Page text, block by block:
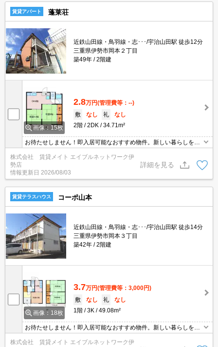
賃貸アパート 蓬莱荘
近鉄山田線・鳥羽線・志･･･/宇治山田駅 徒歩12分
三重県伊勢市岡本２丁目
築49年
2階建
画像：15枚
2.8万円(管理費等：--)
敷
なし 礼
なし
2階
2DK 34.71m²
お待たせしません！即入居可能なおすすめ物件。新しい暮らしをす
ぐにスタートできるチャンス！まずはお問い合わせください♪
株式会社 賃貸メイト エイブルネットワーク伊
勢店
情報更新日 2026/08/03
詳細を見る
賃貸テラスハウス コーポ山本
近鉄山田線・鳥羽線・志･･･/宇治山田駅 徒歩14分
三重県伊勢市岡本３丁目
築42年
2階建
画像：18枚
3.7万円(管理費等：3,000円)
敷
なし 礼
なし
1階
3K 49.08m²
お待たせしません！即入居可能なおすすめ物件。新しい暮らしをす
ぐにスタートできるチャンス！まずはお問い合わせください♪
株式会社 賃貸メイト エイブルネットワーク伊